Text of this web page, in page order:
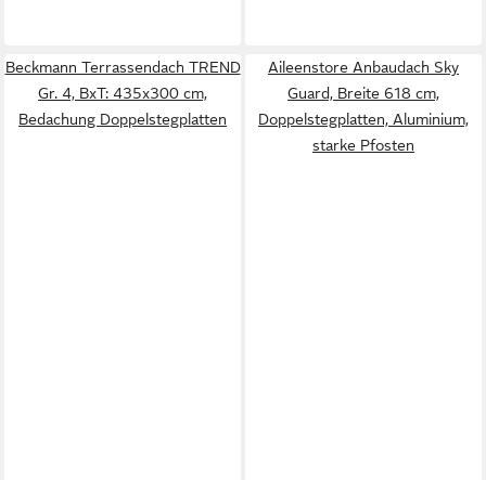
Beckmann Terrassendach TREND
Gr. 4, BxT: 435x300 cm,
Bedachung Doppelstegplatten
Aileenstore Anbaudach Sky
Guard, Breite 618 cm,
Doppelstegplatten, Aluminium,
starke Pfosten